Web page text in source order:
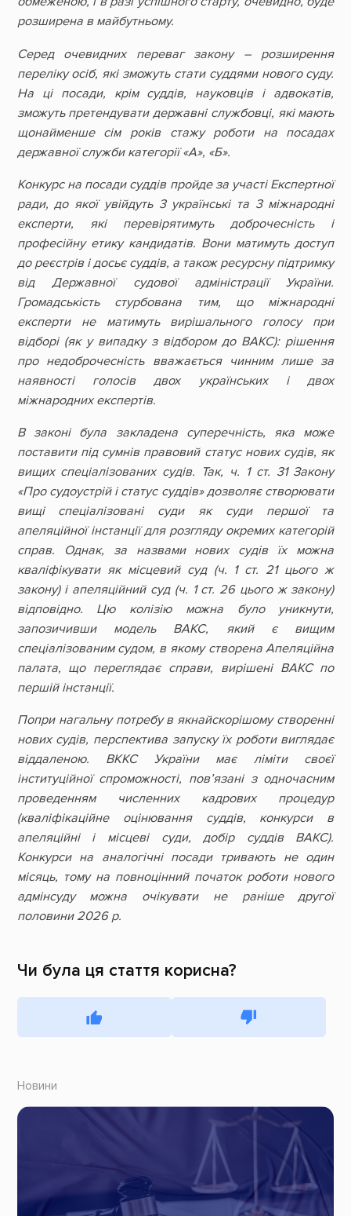
розширена в майбутньому.
Серед очевидних переваг закону – розширення
переліку осіб, які зможуть стати суддями нового суду.
На ці посади, крім суддів, науковців і адвокатів,
зможуть претендувати державні службовці, які мають
щонайменше сім років стажу роботи на посадах
державної служби категорії «А», «Б».
Конкурс на посади суддів пройде за участі Експертної
ради, до якої увійдуть 3 українські та 3 міжнародні
експерти, які перевірятимуть доброчесність і
професійну етику кандидатів. Вони матимуть доступ
до реєстрів і досьє суддів, а також ресурсну підтримку
від Державної судової адміністрації України.
Громадськість стурбована тим, що міжнародні
експерти не матимуть вирішального голосу при
відборі (як у випадку з відбором до ВАКС): рішення
про недоброчесність вважається чинним лише за
наявності голосів двох українських і двох
міжнародних експертів.
В законі була закладена суперечність, яка може
поставити під сумнів правовий статус нових судів, як
вищих спеціалізованих судів. Так, ч. 1 ст. 31 Закону
«Про судоустрій і статус суддів» дозволяє створювати
вищі спеціалізовані суди як суди першої та
апеляційної інстанції для розгляду окремих категорій
справ. Однак, за назвами нових судів їх можна
кваліфікувати як місцевий суд (ч. 1 ст. 21 цього ж
закону) і апеляційний суд (ч. 1 ст. 26 цього ж закону)
відповідно. Цю колізію можна було уникнути,
запозичивши модель ВАКС, який є вищим
спеціалізованим судом, в якому створена Апеляційна
палата, що переглядає справи, вирішені ВАКС по
першій інстанції.
Попри нагальну потребу в якнайскорішому створенні
нових судів, перспектива запуску їх роботи виглядає
віддаленою. ВККС України має ліміти своєї
інституційної спроможності, пов’язані з одночасним
проведенням численних кадрових процедур
(кваліфікаційне оцінювання суддів, конкурси в
апеляційні і місцеві суди, добір суддів ВАКС).
Конкурси на аналогічні посади тривають не один
місяць, тому на повноцінний початок роботи нового
адмінсуду можна очікувати не раніше другої
половини 2026 р.
Чи була ця стаття корисна?
Новини